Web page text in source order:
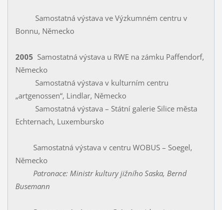
Samostatná výstava ve Výzkumném centru v
Bonnu, Německo
2005 Samostatná výstava u RWE na zámku Paffendorf,
Německo
Samostatná výstava v kulturním centru
„artgenossen“, Lindlar, Německo
Samostatná výstava – Státní galerie Silice města
Echternach, Luxembursko
Samostatná výstava v centru WOBUS – Soegel,
Německo
Patronace: Ministr kultury jižního Saska, Bernd
Busemann